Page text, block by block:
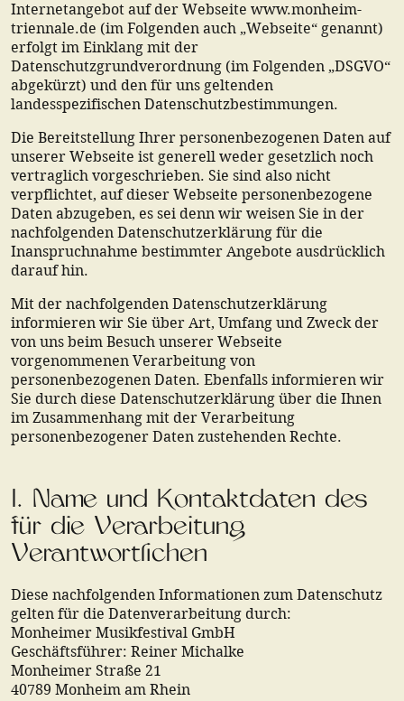
Internetangebot auf der Webseite www.monheim-
triennale.de (im Folgenden auch „Webseite“ genannt)
erfolgt im Einklang mit der
Datenschutzgrundverordnung (im Folgenden „DSGVO“
abgekürzt) und den für uns geltenden
landesspezifischen Datenschutzbestimmungen.
Die Bereitstellung Ihrer personenbezogenen Daten auf
unserer Webseite ist generell weder gesetzlich noch
vertraglich vorgeschrieben. Sie sind also nicht
verpflichtet, auf dieser Webseite personenbezogene
Daten abzugeben, es sei denn wir weisen Sie in der
nachfolgenden Datenschutzerklärung für die
Inanspruchnahme bestimmter Angebote ausdrücklich
darauf hin.
Mit der nachfolgenden Datenschutzerklärung
informieren wir Sie über Art, Umfang und Zweck der
von uns beim Besuch unserer Webseite
vorgenommenen Verarbeitung von
personenbezogenen Daten. Ebenfalls informieren wir
Sie durch diese Datenschutzerklärung über die Ihnen
im Zusammenhang mit der Verarbeitung
personenbezogener Daten zustehenden Rechte.
I. Name und Kontaktdaten des
für die Verarbeitung
Verantwortlichen
Diese nachfolgenden Informationen zum Datenschutz
gelten für die Datenverarbeitung durch:
Monheimer Musikfestival GmbH
Geschäftsführer: Reiner Michalke
Monheimer Straße 21
40789 Monheim am Rhein